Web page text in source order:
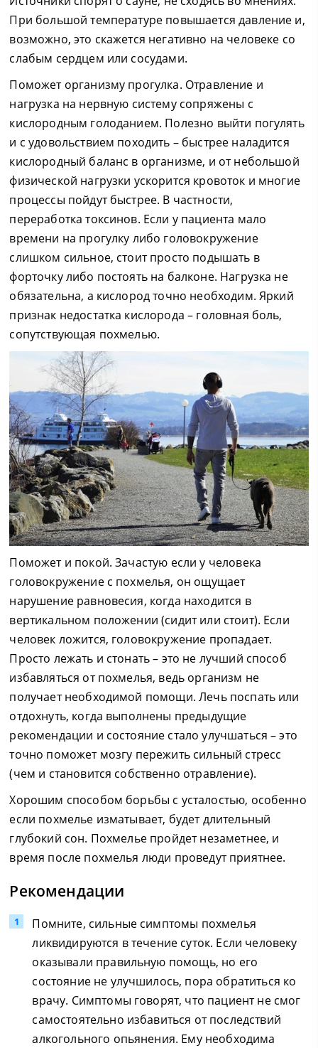
При большой температуре повышается давление и,
возможно, это скажется негативно на человеке со
слабым сердцем или сосудами.
Поможет организму прогулка. Отравление и
нагрузка на нервную систему сопряжены с
кислородным голоданием. Полезно выйти погулять
и с удовольствием походить – быстрее наладится
кислородный баланс в организме, и от небольшой
физической нагрузки ускорится кровоток и многие
процессы пойдут быстрее. В частности,
переработка токсинов. Если у пациента мало
времени на прогулку либо головокружение
слишком сильное, стоит просто подышать в
форточку либо постоять на балконе. Нагрузка не
обязательна, а кислород точно необходим. Яркий
признак недостатка кислорода – головная боль,
сопутствующая похмелью.
Поможет и покой. Зачастую если у человека
головокружение с похмелья, он ощущает
нарушение равновесия, когда находится в
вертикальном положении (сидит или стоит). Если
человек ложится, головокружение пропадает.
Просто лежать и стонать – это не лучший способ
избавляться от похмелья, ведь организм не
получает необходимой помощи. Лечь поспать или
отдохнуть, когда выполнены предыдущие
рекомендации и состояние стало улучшаться – это
точно поможет мозгу пережить сильный стресс
(чем и становится собственно отравление).
Хорошим способом борьбы с усталостью, особенно
если похмелье изматывает, будет длительный
глубокий сон. Похмелье пройдет незаметнее, и
время после похмелья люди проведут приятнее.
Рекомендации
Помните, сильные симптомы похмелья
ликвидируются в течение суток. Если человеку
оказывали правильную помощь, но его
состояние не улучшилось, пора обратиться ко
врачу. Симптомы говорят, что пациент не смог
самостоятельно избавиться от последствий
алкогольного опьянения. Ему необходима